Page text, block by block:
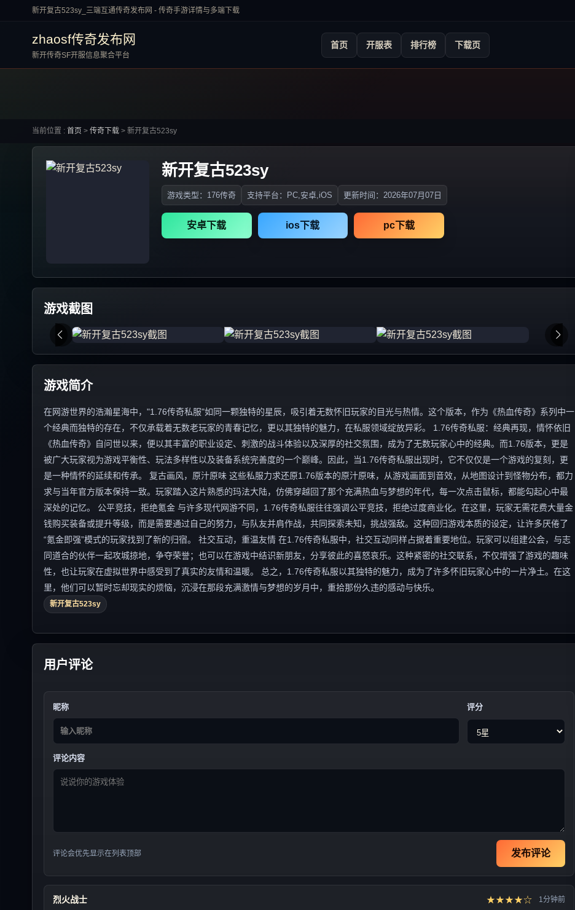
新开复古523sy_三端互通传奇发布网 - 传奇手游详情与多端下载
zhaosf传奇发布网
新开传奇SF开服信息聚合平台
首页 开服表 排行榜 下载页
当前位置 : 首页 > 传奇下载 > 新开复古523sy
新开复古523sy
游戏类型：176传奇 支持平台：PC,安卓,iOS 更新时间：2026年07月07日
安卓下载 ios下载 pc下载
游戏截图
游戏简介
在网游世界的浩瀚星海中，"1.76传奇私服"如同一颗独特的星辰，吸引着无数怀旧玩家的目光与热情。这个版本，作为《热血传奇》系列中一
个经典而独特的存在，不仅承载着无数老玩家的青春记忆，更以其独特的魅力，在私服领域绽放异彩。 1.76传奇私服：经典再现，情怀依旧
《热血传奇》自问世以来，便以其丰富的职业设定、刺激的战斗体验以及深厚的社交氛围，成为了无数玩家心中的经典。而1.76版本，更是
被广大玩家视为游戏平衡性、玩法多样性以及装备系统完善度的一个巅峰。因此，当1.76传奇私服出现时，它不仅仅是一个游戏的复刻，更
是一种情怀的延续和传承。 复古画风，原汁原味 这些私服力求还原1.76版本的原汁原味，从游戏画面到音效，从地图设计到怪物分布，都力
求与当年官方版本保持一致。玩家踏入这片熟悉的玛法大陆，仿佛穿越回了那个充满热血与梦想的年代，每一次点击鼠标，都能勾起心中最
深处的记忆。 公平竞技，拒绝氪金 与许多现代网游不同，1.76传奇私服往往强调公平竞技，拒绝过度商业化。在这里，玩家无需花费大量金
钱购买装备或提升等级，而是需要通过自己的努力，与队友并肩作战，共同探索未知，挑战强敌。这种回归游戏本质的设定，让许多厌倦了
“氪金即强”模式的玩家找到了新的归宿。 社交互动，重温友情 在1.76传奇私服中，社交互动同样占据着重要地位。玩家可以组建公会，与志
同道合的伙伴一起攻城掠地，争夺荣誉；也可以在游戏中结识新朋友，分享彼此的喜怒哀乐。这种紧密的社交联系，不仅增强了游戏的趣味
性，也让玩家在虚拟世界中感受到了真实的友情和温暖。 总之，1.76传奇私服以其独特的魅力，成为了许多怀旧玩家心中的一片净土。在这
里，他们可以暂时忘却现实的烦恼，沉浸在那段充满激情与梦想的岁月中，重拾那份久违的感动与快乐。
新开复古523sy
用户评论
昵称 评分
评论内容
评论会优先显示在列表顶部 发布评论
烈火战士 ★★★★☆ 1分钟前